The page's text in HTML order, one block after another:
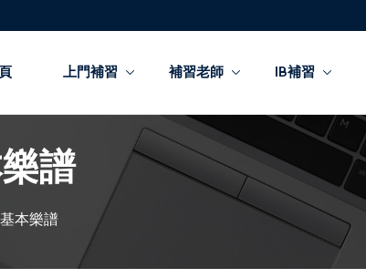
上門補習 補習老師 IB補習
譜
基本樂譜
註冊
號?註冊